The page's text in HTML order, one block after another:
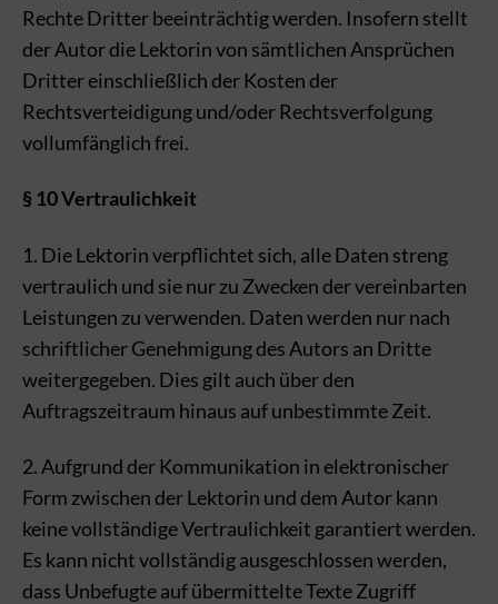
Rechte Dritter beeinträchtig werden. Insofern stellt
der Autor die Lektorin von sämtlichen Ansprüchen
Dritter einschließlich der Kosten der
Rechtsverteidigung und/oder Rechtsverfolgung
vollumfänglich frei.
§ 10 Vertraulichkeit
1. Die Lektorin verpflichtet sich, alle Daten streng
vertraulich und sie nur zu Zwecken der vereinbarten
Leistungen zu verwenden. Daten werden nur nach
schriftlicher Genehmigung des Autors an Dritte
weitergegeben. Dies gilt auch über den
Auftragszeitraum hinaus auf unbestimmte Zeit.
2. Aufgrund der Kommunikation in elektronischer
Form zwischen der Lektorin und dem Autor kann
keine vollständige Vertraulichkeit garantiert werden.
Es kann nicht vollständig ausgeschlossen werden,
dass Unbefugte auf übermittelte Texte Zugriff